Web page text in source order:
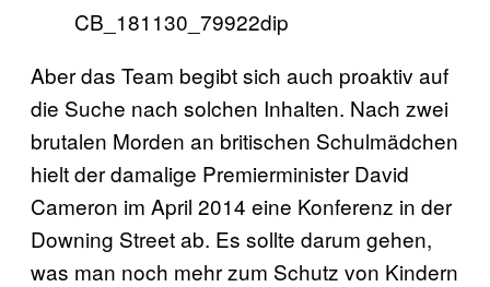
Aber das Team begibt sich auch proaktiv auf
die Suche nach solchen Inhalten. Nach zwei
brutalen Morden an britischen Schulmädchen
hielt der damalige Premierminister David
Cameron im April 2014 eine Konferenz in der
Downing Street ab. Es sollte darum gehen,
was man noch mehr zum Schutz von Kindern